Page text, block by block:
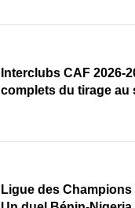
Interclubs CAF 2026-
complets du tirage au
Ligue des Champions